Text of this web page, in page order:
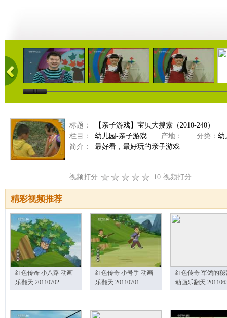
05:37 10:16 04:22
标题：
【亲子游戏】宝贝大搜索（2010-240）
栏目：
幼儿园-亲子游戏 产地： 分类： 幼
简介：
最好看，最好玩的亲子游戏
视频打分 10 视频打分
精彩视频推荐
红色传奇 小八路 动画
乐翻天 20110702
红色传奇 小号手 动画
乐翻天 20110701
红色传奇 军鸽的秘
动画乐翻天